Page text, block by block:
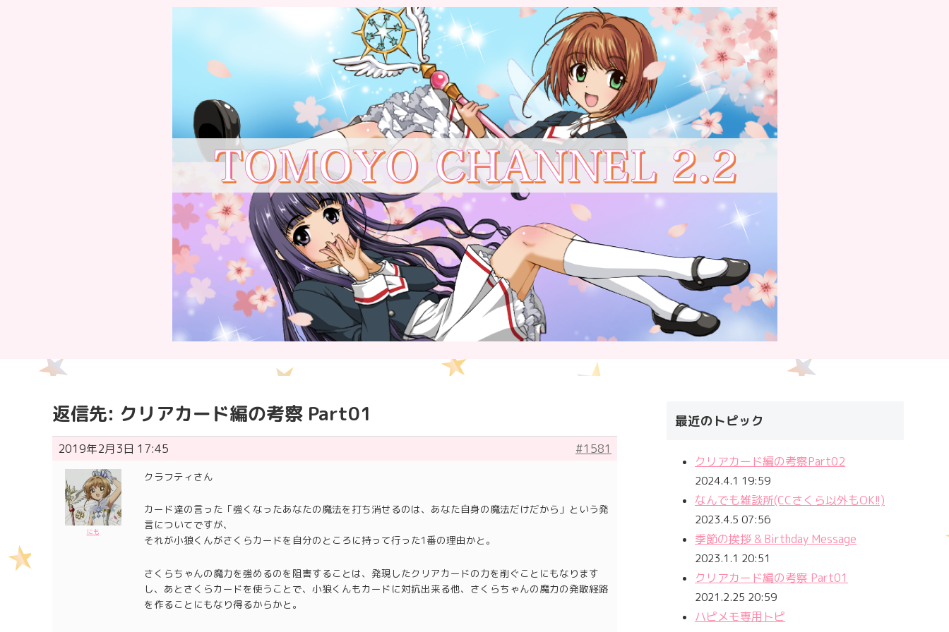
返信先: クリアカード編の考察 Part01
2019年2月3日 17:45 #1581
にも
クラフティさん
カード達の言った「強くなったあなたの魔法を打ち消せるのは、あなた自身の魔法だけだから」という発
言についてですが、
それが小狼くんがさくらカードを自分のところに持って行った1番の理由かと。
さくらちゃんの魔力を強めるのを阻害することは、発現したクリアカードの力を削ぐことにもなります
し、あとさくらカードを使うことで、小狼くんもカードに対抗出来る他、さくらちゃんの魔力の発散経路
を作ることにもなり得るからかと。
最近のトピック
クリアカード編の考察Part02
2024.4.1 19:59
なんでも雑談所(CCさくら以外もOK!!)
2023.4.5 07:56
季節の挨拶 & Birthday Message
2023.1.1 20:51
クリアカード編の考察 Part01
2021.2.25 20:59
ハピメモ専用トピ